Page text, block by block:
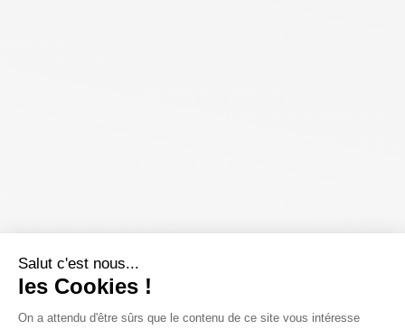
Salut c'est nous...
les Cookies !
On a attendu d'être sûrs que le contenu de ce site vous intéresse